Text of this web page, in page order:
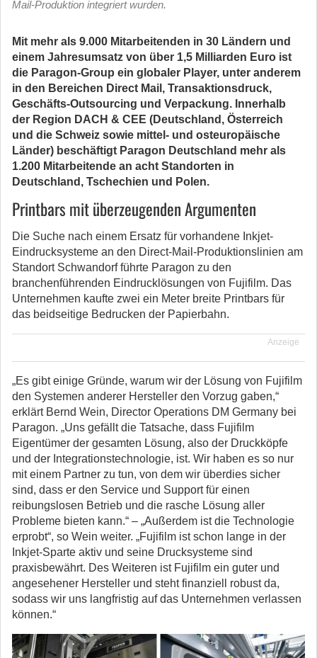
Mail-Produktion integriert wurden.
Mit mehr als 9.000 Mitarbeitenden in 30 Ländern und
einem Jahresumsatz von über 1,5 Milliarden Euro ist
die Paragon-Group ein globaler Player, unter anderem
in den Bereichen Direct Mail, Transaktionsdruck,
Geschäfts-Outsourcing und Verpackung. Innerhalb
der Region DACH & CEE (Deutschland, Österreich
und die Schweiz sowie mittel- und osteuropäische
Länder) beschäftigt Paragon Deutschland mehr als
1.200 Mitarbeitende an acht Standorten in
Deutschland, Tschechien und Polen.
Printbars mit überzeugenden Argumenten
Die Suche nach einem Ersatz für vorhandene Inkjet-
Eindrucksysteme an den Direct-Mail-Produktionslinien am
Standort Schwandorf führte Paragon zu den
branchenführenden Eindrucklösungen von Fujifilm. Das
Unternehmen kaufte zwei ein Meter breite Printbars für
das beidseitige Bedrucken der Papierbahn.
Anzeige
„Es gibt einige Gründe, warum wir der Lösung von Fujifilm
den Systemen anderer Hersteller den Vorzug gaben,“
erklärt Bernd Wein, Director Operations DM Germany bei
Paragon. „Uns gefällt die Tatsache, dass Fujifilm
Eigentümer der gesamten Lösung, also der Druckköpfe
und der Integrationstechnologie, ist. Wir haben es so nur
mit einem Partner zu tun, von dem wir überdies sicher
sind, dass er den Service und Support für einen
reibungslosen Betrieb und die rasche Lösung aller
Probleme bieten kann.“ – „Außerdem ist die Technologie
erprobt“, so Wein weiter. „Fujifilm ist schon lange in der
Inkjet-Sparte aktiv und seine Drucksysteme sind
praxisbewährt. Des Weiteren ist Fujifilm ein guter und
angesehener Hersteller und steht finanziell robust da,
sodass wir uns langfristig auf das Unternehmen verlassen
können.“